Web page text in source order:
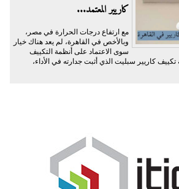
كاريير المعتمد...
مع ارتفاع درجات الحرارة في مصر،
وبالأخص في القاهرة، لم يعد هناك خيار
سوى الاعتماد على أنظمة التكييف
كاريير سبليت الذي أثبت جدارته في الأداء،